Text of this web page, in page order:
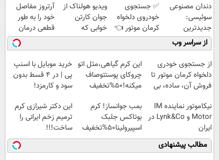
دندان مصنوعی
سوئیسی:
جدیدترین
فناوری اروپا،
سبک و مقاوم |
پرداخت قسطی
✅ جستجوی
خودروی دلخواه
کرمان موتور 👈
فروش ساده، بی
واسطه و
مستقیم
ویدیو هولناک از
جوان کارتن
خوابی که
میلیاردر شد.
آموزش رایگان
آرتروز مفاصل
خود را به طور
قطعی درمان
کنید!
◗پرسش‌نامه◖
از سراسر وب
از جستجوی خودری
دلخواه کرمان موتور تا
فروش آن، ساده، بی
این کرم گیاهی،مثل اتو
چروکای پوستتوصاف
میکنه!50%تخفیف
خرید موبایل با اسنپ
پی | در ۴ قسط بدون
سود و کارمزد!
نیکاموتور نماینده IM
Motor و Lynk&Co در
ایران
بمب جوانساز! کرم
بوتاکس جلبک
اسپیرولینا50%تخفیف
این دکتر شیرازی کرم
ترمیم زخم ایرانی را
ساخت!!!
مطالب پیشنهادی